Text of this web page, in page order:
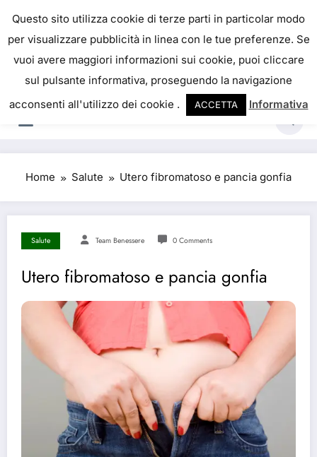
IL PORTALE DEL BENESSERE
La salute è come il denaro, non abbiamo mai una
vera idea del suo valore fino a quando la
perdiamo. Josh Billings
Home Salute Utero fibromatoso e pancia gonfia
Salute Team Benessere 0 Comments
Utero fibromatoso e pancia gonfia
Questo sito utilizza cookie di terze parti in particolar modo
per visualizzare pubblicità in linea con le tue preferenze. Se
vuoi avere maggiori informazioni sui cookie, puoi cliccare
sul pulsante informativa, proseguendo la navigazione
acconsenti all'utilizzo dei cookie .
ACCETTA Informativa